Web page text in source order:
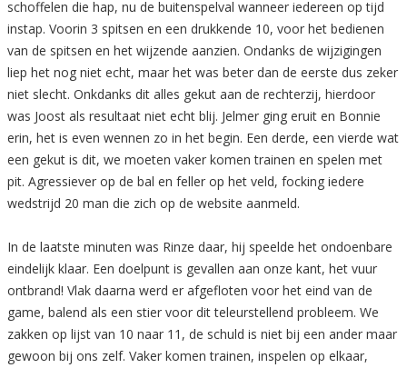
schoffelen die hap, nu de buitenspelval wanneer iedereen op tijd
instap. Voorin 3 spitsen en een drukkende 10, voor het bedienen
van de spitsen en het wijzende aanzien. Ondanks de wijzigingen
liep het nog niet echt, maar het was beter dan de eerste dus zeker
niet slecht. Onkdanks dit alles gekut aan de rechterzij, hierdoor
was Joost als resultaat niet echt blij. Jelmer ging eruit en Bonnie
erin, het is even wennen zo in het begin. Een derde, een vierde wat
een gekut is dit, we moeten vaker komen trainen en spelen met
pit. Agressiever op de bal en feller op het veld, focking iedere
wedstrijd 20 man die zich op de website aanmeld.
In de laatste minuten was Rinze daar, hij speelde het ondoenbare
eindelijk klaar. Een doelpunt is gevallen aan onze kant, het vuur
ontbrand! Vlak daarna werd er afgefloten voor het eind van de
game, balend als een stier voor dit teleurstellend probleem. We
zakken op lijst van 10 naar 11, de schuld is niet bij een ander maar
gewoon bij ons zelf. Vaker komen trainen, inspelen op elkaar,